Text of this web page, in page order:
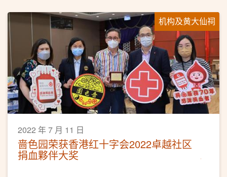
机构及黄大仙祠
2022 年 7 月 11 日
啬色园荣获香港红十字会2022卓越社区
捐血夥伴大奖